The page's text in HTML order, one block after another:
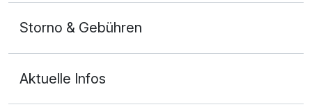
Storno & Gebühren
Aktuelle Infos